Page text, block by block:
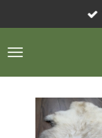
direct
naar